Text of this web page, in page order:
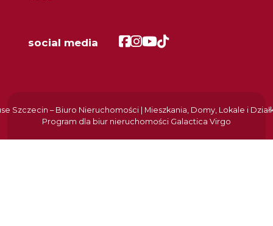
social media Facebook
Facebook
Facebook
Facebook
Szczecin – Biuro Nieruchomości | Mieszkania, Domy, Lokale i
Program dla biur nieruchomości Galactica Virgo